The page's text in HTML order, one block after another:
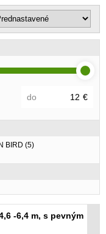
do €
BIRD (5)
-6,4 m, s pevným